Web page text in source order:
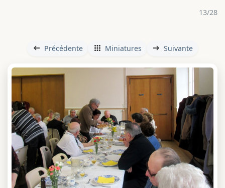
13/28
Précédente Miniatures Suivante